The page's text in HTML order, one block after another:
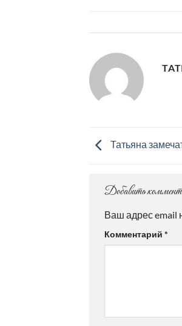
Татьяна
Добавить
Ваш адрес email
Комментарий *